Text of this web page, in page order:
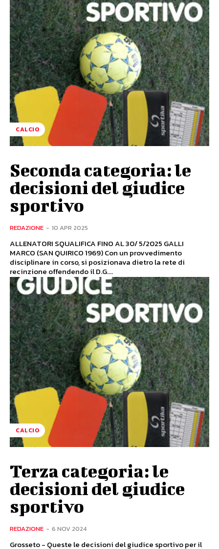
CALCIO
Seconda categoria: le
decisioni del giudice
sportivo
REDAZIONE - 10 APR 2025
ALLENATORI SQUALIFICA FINO AL 30/ 5/2025 GALLI
MARCO (SAN QUIRICO 1969) Con un provvedimento
disciplinare in corso, si posizionava dietro la rete di
recinzione offendendo il D.G....
CALCIO
Terza categoria: le
decisioni del giudice
sportivo
REDAZIONE - 6 NOV 2024
Grosseto - Queste le decisioni del giudice sportivo per il